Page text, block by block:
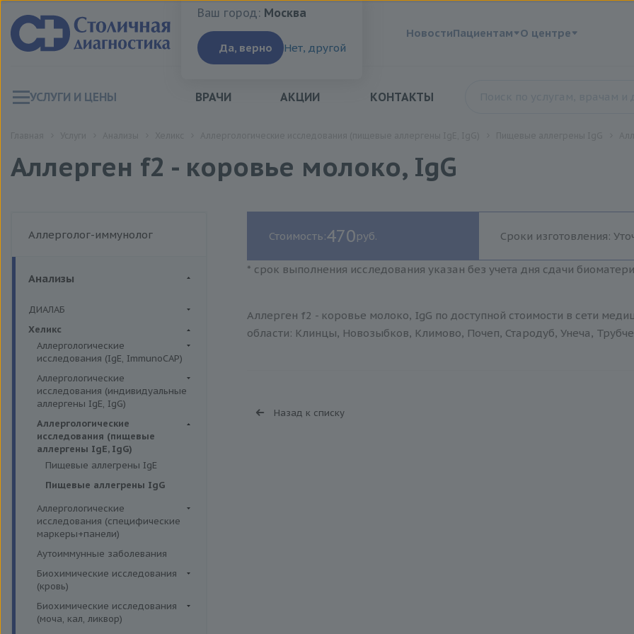
Ваш город:Москва
Ваш город: Москва
Да, верно Нет, другой
НовостиПациентам О центре
УСЛУГИ И ЦЕНЫ ВРАЧИ АКЦИИ КОНТАКТЫ
Аллерген f2 - коровье молоко, IgG
Аллерголог-иммунолог
Анализы
ДИАЛАБ
Биохимия крови
Хеликс
Аллергологические
исследования (IgE, ImmunoCAP)
Аллергены животных
Аллергены пыльцы
Бытовые аллергены
Пищевые аллегрены
Аллергологические
исследования (индивидуальные
аллергены IgE, IgG)
Аллергены гельминтов IgE
Аллергены деревьев IgE, IgG
Аллергены животных IgE, IgG
Аллергены металлов IgE
Аллергены трав IgE
Бытовые аллергены IgE, IgG
Инсектные аллергены IgE
Лекарственные аллергены IgE,
IgG
Прочие аллергены IgE, IgG
Аллергологические
исследования (пищевые
аллергены IgE, IgG)
Пищевые аллегрены IgE
Пищевые аллегрены IgG
Аллергологические
исследования (специфические
маркеры+панели)
Неспецифические маркеры
аллергических реакций
Определение специфических
иммуноглобулинов класса G
Определение специфических
иммуноглобулинов класса Е
Аутоиммунные заболевания
Биохимические исследования
(кровь)
Витамины
Жирные кислоты,
Биохимические исследования
(моча, кал, ликвор)
Стоимость:470руб. Сроки изготовления:
* срок выполнения исследования указан без учета дня сдачи
Аллерген f2 - коровье молоко, IgG по доступной стоимости в сети
области: Клинцы, Новозыбков, Климово, Почеп, Стародуб, Унеча,
Назад к списку